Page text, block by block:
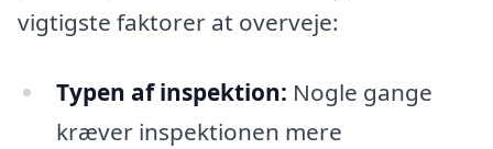
vigtigste faktorer at overveje:
Typen af inspektion: Nogle gange
kræver inspektionen mere